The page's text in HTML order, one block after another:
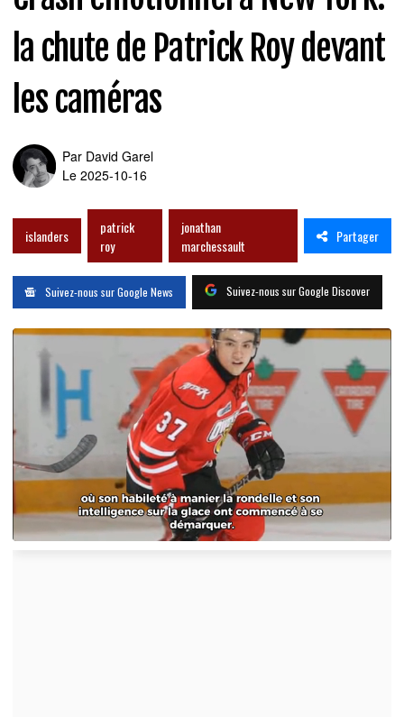
la chute de Patrick Roy devant
les caméras
Par David Garel
Le 2025-10-16
islanders
patrick
roy
jonathan
marchessault
Partager
Suivez-nous sur Google News Suivez-nous sur Google Discover